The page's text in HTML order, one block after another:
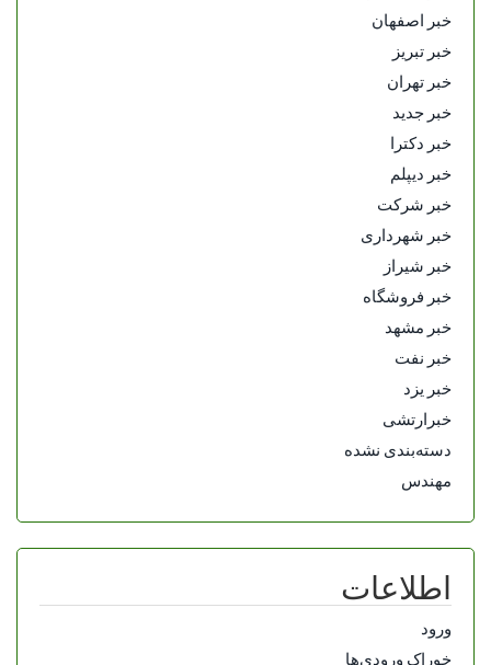
خبر اصفهان
خبر تبریز
خبر تهران
خبر جدید
خبر دکترا
خبر دیپلم
خبر شرکت
خبر شهرداری
خبر شیراز
خبر فروشگاه
خبر مشهد
خبر نفت
خبر یزد
خبرارتشی
دسته‌بندی نشده
مهندس
اطلاعات
ورود
خوراک ورودی‌ها